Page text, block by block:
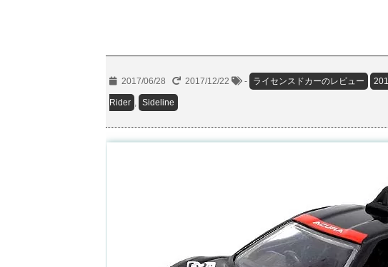
2017/06/28 2017/12/22 - ライセンスドカーのレビュー
Rider , Sideline